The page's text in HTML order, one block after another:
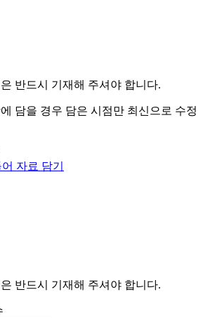
반드시 기재해 주셔야 합니다.
담을 경우 담은 시점만 최신으로 수정
자료 담기
반드시 기재해 주셔야 합니다.